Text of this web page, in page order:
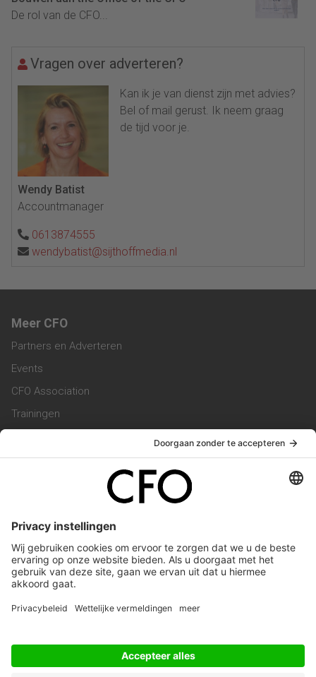
De rol van de CFO...
Vragen over adverteren?
Kan ik je van dienst zijn met advies?
Bel of mail gerust. Ik neem graag
de tijd voor je.
Wendy Batist
Accountmanager
0613874555
wendybatist@sijthoffmedia.nl
Meer CFO
Partners en Adverteren
Events
CFO Association
Trainingen
Vacatures
Service & Contact
Werken bij ons
Privacy Statement
Algemene Voorwaarden